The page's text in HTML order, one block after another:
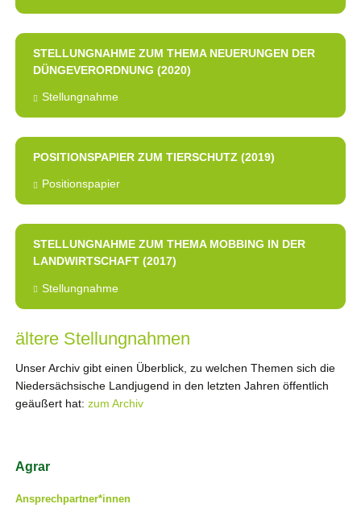
STELLUNGNAHME ZUM THEMA NEUERUNGEN DER
DÜNGEVERORDNUNG (2020)
Stellungnahme
POSITIONSPAPIER ZUM TIERSCHUTZ (2019)
Positionspapier
STELLUNGNAHME ZUM THEMA MOBBING IN DER
LANDWIRTSCHAFT (2017)
Stellungnahme
ältere Stellungnahmen
Unser Archiv gibt einen Überblick, zu welchen Themen sich die
Niedersächsische Landjugend in den letzten Jahren öffentlich
geäußert hat: zum Archiv
Navigation
Agrar
Ansprechpartner*innen